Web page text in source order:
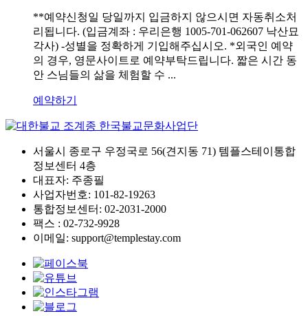
**예약신청일 당일까지 입금하지 않으시면 자동취소처
리됩니다. (입금계좌 : 우리은행 1005-701-062607 낙산묘
각사) -성별을 정확하게 기입해주십시오. *외국인 예약
의 경우, 영문사이트로 예약부탁드립니다. 짧은 시간 동
안 스님들의 삶을 체험할 수 ...
예약하기
서울시 종로구 우정국로 56(견지동 71) 템플스테이통합
정보센터 4층
대표자: 주종필
사업자번호: 101-82-19263
통합정보센터: 02-2031-2000
팩스 : 02-732-9928
이메일: support@templestay.com